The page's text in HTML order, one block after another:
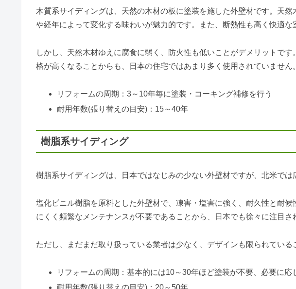
木質系サイディングは、天然の木材の板に塗装を施した外壁材です。天
や経年によって変化する味わいが魅力的です。また、断熱性も高く快適な
しかし、天然木材ゆえに腐食に弱く、防火性も低いことがデメリットで
格が高くなることからも、日本の住宅ではあまり多く使用されていません。
リフォームの周期：3～10年毎に塗装・コーキング補修を行う
耐用年数(張り替えの目安)：15～40年
樹脂系サイディング
樹脂系サイディングは、日本ではなじみの少ない外壁材ですが、北米では
塩化ビニル樹脂を原料とした外壁材で、凍害・塩害に強く、耐久性と耐
にくく頻繁なメンテナンスが不要であることから、日本でも徐々に注目さ
ただし、まだまだ取り扱っている業者は少なく、デザインも限られている
リフォームの周期：基本的には10～30年ほど塗装が不要、必要に応
耐用年数(張り替えの目安)：20～50年